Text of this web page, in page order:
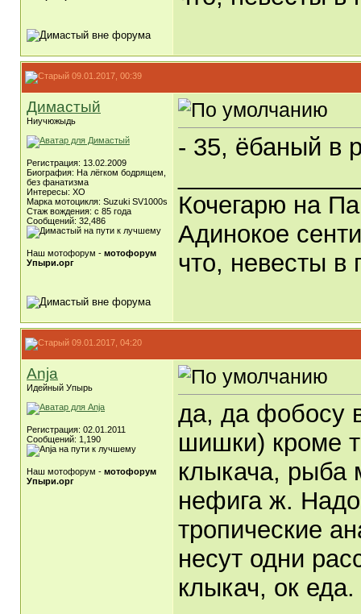
09.01.2017, 00:39
Димастый
Ниучюжыдь
Регистрация: 13.02.2009
Биография: На лёгком бодрящем,
без фанатизма
Интересы: ХО
Марка мотоцикля: Suzuki SV1000s
Стаж вождения: с 85 года
Сообщений: 32,486
Наш мотофорум - мотофорум
Упыри.орг
- 35, ёбаный в
Кочегарю на
Адинокое
что, невесты в
09.01.2017, 04:20
Anja
Идейный Упырь
Регистрация: 02.01.2011
Сообщений: 1,190
Наш мотофорум - мотофорум
Упыри.орг
да, да фобосу
шишки) кроме
клыкача, рыба
нефига ж.
тропические
несут одни
клыкач, ок еда.